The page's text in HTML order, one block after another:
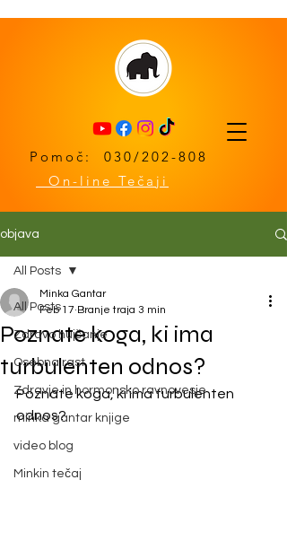
Pomoč: 030/202-808
On-line Tečaji
objava
All Posts
Zdravo hujšanje
Osebna rast
Zdravje in hormonsko ravnovesje
minka gantar knjige
video blog
Minkin tečaj
All Posts
Poznate koga, ki ima
turbulenten odnos?
Minka Gantar
Feb 17 Branje traja 3 min
Poznate koga, ki ima turbulenten
odnos?